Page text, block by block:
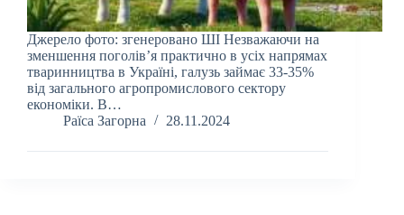
Джерело фото: згенеровано ШІ Незважаючи на
зменшення поголів’я практично в усіх напрямах
тваринництва в Україні, галузь займає 33-35%
від загального агропромислового сектору
економіки. В…
Раїса Загорна
28.11.2024